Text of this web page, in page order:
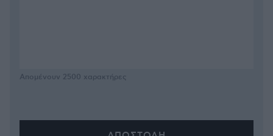
Απομένουν 2500 χαρακτήρες